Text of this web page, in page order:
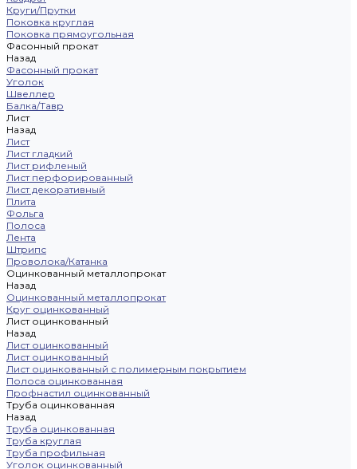
Круги/Прутки
Поковка круглая
Поковка прямоугольная
Фасонный прокат
Назад
Фасонный прокат
Уголок
Швеллер
Балка/Тавр
Лист
Назад
Лист
Лист гладкий
Лист рифленый
Лист перфорированный
Лист декоративный
Плита
Фольга
Полоса
Лента
Штрипс
Проволока/Катанка
Оцинкованный металлопрокат
Назад
Оцинкованный металлопрокат
Круг оцинкованный
Лист оцинкованный
Назад
Лист оцинкованный
Лист оцинкованный
Лист оцинкованный с полимерным покрытием
Полоса оцинкованная
Профнастил оцинкованный
Труба оцинкованная
Назад
Труба оцинкованная
Труба круглая
Труба профильная
Уголок оцинкованный